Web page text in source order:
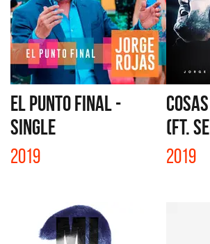
EL PUNTO FINAL -
SINGLE
2019
(FT.
2019